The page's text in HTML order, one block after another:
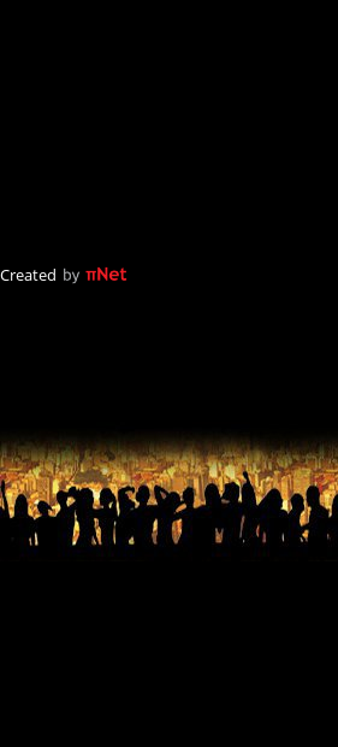
Created